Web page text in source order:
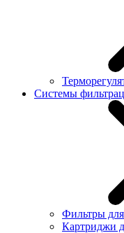
Системы
Фильтры
Картриджи